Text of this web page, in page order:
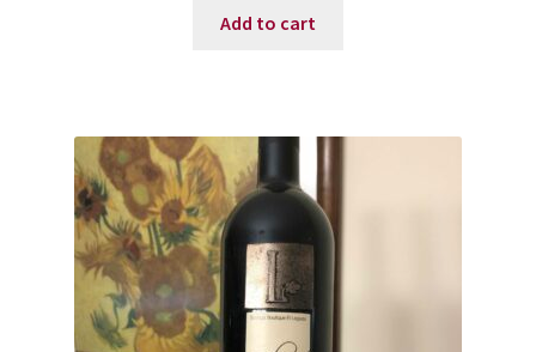
Add to cart